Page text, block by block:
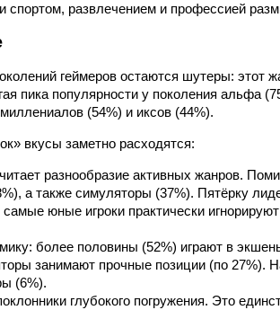
спортом, развлечением и профессией
геймеров остаются шутеры: этот
пика популярности у поколения альфа
(54%) и иксов (44%).
вкусы заметно расходятся:
разнообразие активных жанров.
а также симуляторы (37%). Пятёрку
юные игроки практически игнорируют
более половины (52%) играют в
занимают прочные позиции (по 27%).
(6%).
глубокого погружения. Это